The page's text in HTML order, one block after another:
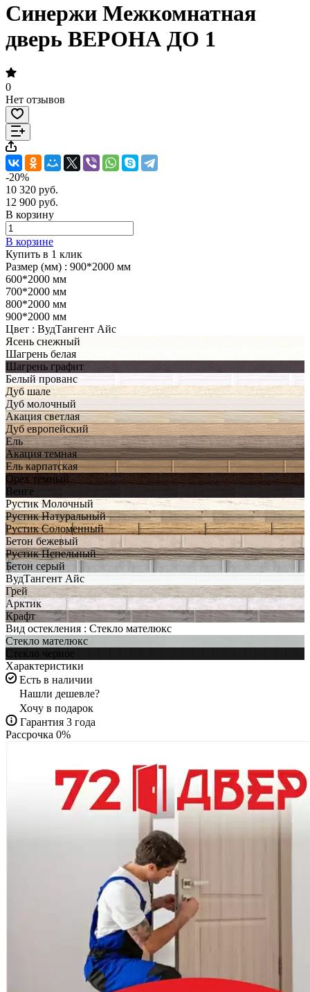
Синержи Межкомнатная
дверь ВЕРОНА ДО 1
0
Нет отзывов
-20%
10 320 руб.
12 900 руб.
В корзину
В корзине
Купить в 1 клик
Размер (мм) : 900*2000 мм
600*2000 мм
700*2000 мм
800*2000 мм
900*2000 мм
Цвет : ВудТангент Айс
Ясень снежный
Шагрень белая
Шагрень графит
Белый прованс
Дуб шале
Дуб молочный
Акация светлая
Дуб европейский
Ель
Акация темная
Ель карпатская
Орех темный
Венге
Рустик Молочный
Рустик Натуральный
Рустик Соломенный
Бетон бежевый
Рустик Пепельный
Бетон серый
ВудТангент Айс
Грей
Арктик
Крафт
Вид остекления : Стекло мателюкс
Стекло мателюкс
Стекло черное
Характеристики
Есть в наличии
Нашли дешевле?
Хочу в подарок
Гарантия 3 года
Рассрочка 0%